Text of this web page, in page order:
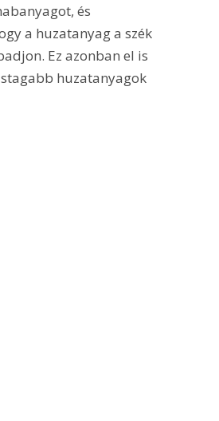
és
a huzatanyag a szék
Ez azonban el is
huzatanyagok